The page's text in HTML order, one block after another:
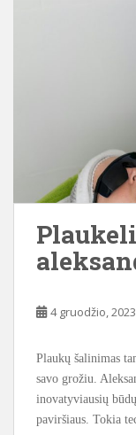
4 gruodžio, 2023
Plaukų šalinimas
savo grožiu.
inovatyviausių
paviršiaus. Tokia